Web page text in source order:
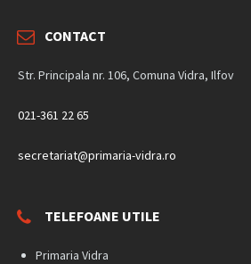
CONTACT
Str. Principala nr. 106, Comuna Vidra, Ilfov
021-361 22 65
secretariat@primaria-vidra.ro
TELEFOANE UTILE
Primaria Vidra